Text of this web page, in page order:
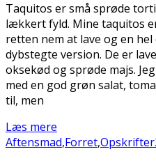
Taquitos er små sprøde
lækkert fyld. Mine taquitos
retten nem at lave og en hel
dybstegte version. De er
oksekød og sprøde majs.
med en god grøn salat,
til, men
Læs mere
Aftensmad,Forret,Opskrifter